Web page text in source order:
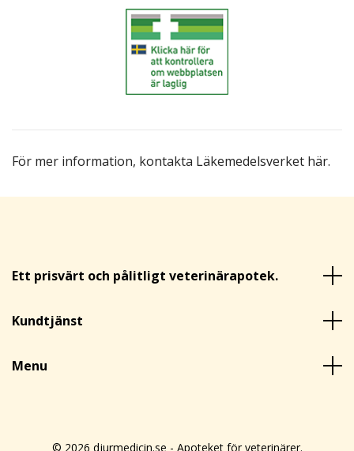
För mer information, kontakta Läkemedelsverket här.
Ett prisvärt och pålitligt veterinärapotek.
Kundtjänst
Menu
© 2026 djurmedicin.se - Apoteket för veterinärer.